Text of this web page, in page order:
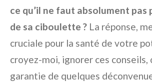
ce qu’il ne faut absolument
de sa ciboulette ? La réponse,
cruciale pour la santé de votre
croyez-moi, ignorer ces conseils,
garantie de quelques